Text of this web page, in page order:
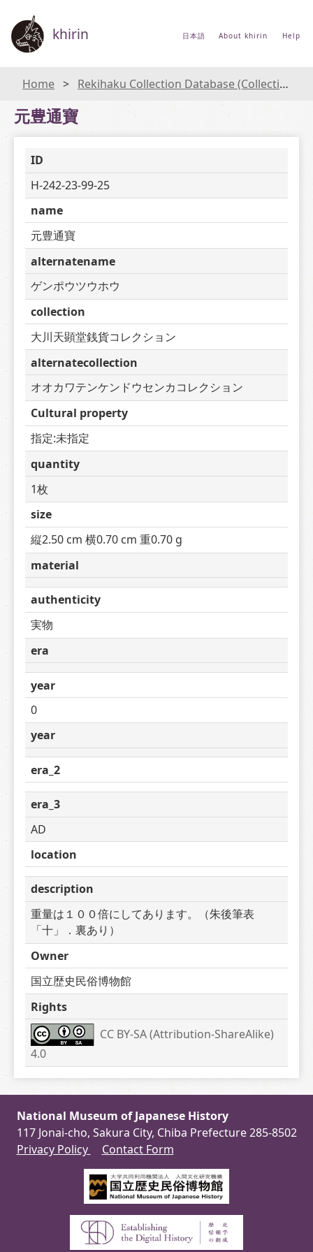
khirin 日本語 About khirin Help
Home Rekihaku Collection Database (Collections Database of the National Museum of Japanese History)
元豊通寶
ID
H-242-23-99-25
name
元豊通寶
alternatename
ゲンポウツウホウ
collection
大川天顕堂銭貨コレクション
alternatecollection
オオカワテンケンドウセンカコレクション
Cultural property
指定:未指定
quantity
1枚
size
縦2.50 cm 横0.70 cm 重0.70 g
material
authenticity
実物
era
year
0
year
era_2
era_3
AD
location
description
重量は１００倍にしてあります。（朱後筆表
「十」．裏あり）
Owner
国立歴史民俗博物館
Rights
CC BY-SA (Attribution-ShareAlike)
4.0
National Museum of Japanese History
117 Jonai-cho, Sakura City, Chiba Prefecture 285-8502
Privacy Policy
Contact Form